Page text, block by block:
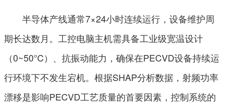
半导体产线通常7×24小时连续运行，设备维护周
期长达数月。工控电脑主机需具备工业级宽温设计
（0~50°C）、抗振动能力，确保在PECVD设备持续运
行环境下不发生宕机。根据SHAP分析数据，射频功率
漂移是影响PECVD工艺质量的首要因素，控制系统的